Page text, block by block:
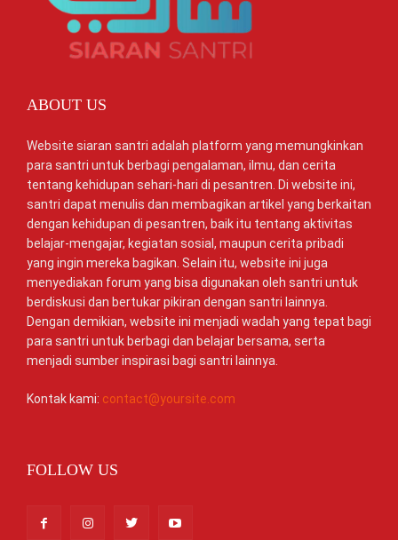
ABOUT US
Website siaran santri adalah platform yang memungkinkan
para santri untuk berbagi pengalaman, ilmu, dan cerita
tentang kehidupan sehari-hari di pesantren. Di website ini,
santri dapat menulis dan membagikan artikel yang berkaitan
dengan kehidupan di pesantren, baik itu tentang aktivitas
belajar-mengajar, kegiatan sosial, maupun cerita pribadi
yang ingin mereka bagikan. Selain itu, website ini juga
menyediakan forum yang bisa digunakan oleh santri untuk
berdiskusi dan bertukar pikiran dengan santri lainnya.
Dengan demikian, website ini menjadi wadah yang tepat bagi
para santri untuk berbagi dan belajar bersama, serta
menjadi sumber inspirasi bagi santri lainnya.
Kontak kami: contact@yoursite.com
FOLLOW US